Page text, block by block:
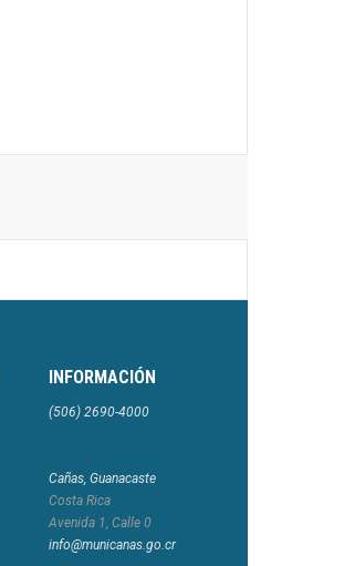
INFORMACIÓN
(506) 2690-4000
Cañas, Guanacaste
Costa Rica
Avenida 1, Calle 0
info@municanas.go.cr